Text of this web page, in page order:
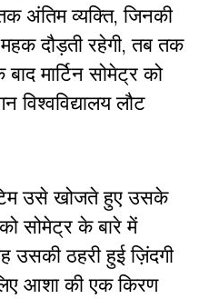
अंतिम व्यक्ति, जिनकी
महक दौड़ती रहेगी, तब तक
मार्टिन सोमेट्र को
विश्वविद्यालय लौट
टिम उसे खोजते हुए उसके
सोमेट्र के बारे में
उसकी ठहरी हुई ज़िंदगी
आशा की एक किरण